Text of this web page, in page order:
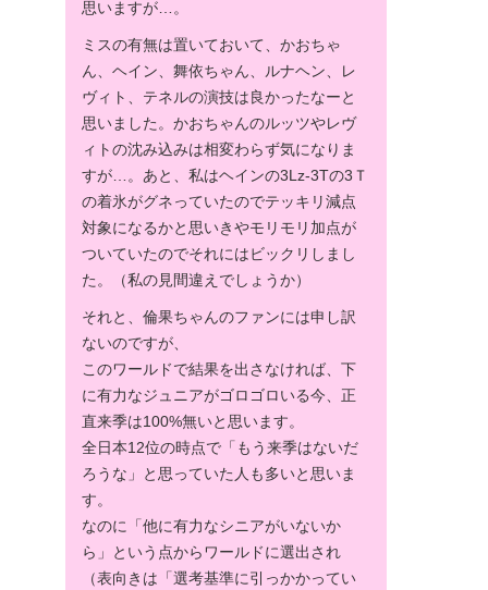
思いますが…。
ミスの有無は置いておいて、かおちゃ
ん、ヘイン、舞依ちゃん、ルナヘン、レ
ヴィト、テネルの演技は良かったなーと
思いました。かおちゃんのルッツやレヴ
ィトの沈み込みは相変わらず気になりま
すが…。あと、私はヘインの3Lz-3Tの3Ｔ
の着氷がグネっていたのでテッキリ減点
対象になるかと思いきやモリモリ加点が
ついていたのでそれにはビックリしまし
た。（私の見間違えでしょうか）
それと、倫果ちゃんのファンには申し訳
ないのですが、
このワールドで結果を出さなければ、下
に有力なジュニアがゴロゴロいる今、正
直来季は100%無いと思います。
全日本12位の時点で「もう来季はないだ
ろうな」と思っていた人も多いと思いま
す。
なのに「他に有力なシニアがいないか
ら」という点からワールドに選出され
（表向きは「選考基準に引っかかってい